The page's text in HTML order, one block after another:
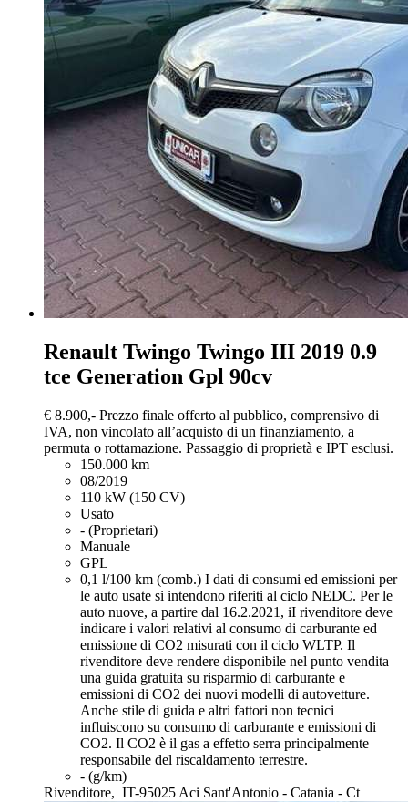
Renault Twingo Twingo III 2019 0.9
tce Generation Gpl 90cv
€ 8.900,- Prezzo finale offerto al pubblico, comprensivo di
IVA, non vincolato all’acquisto di un finanziamento, a
permuta o rottamazione. Passaggio di proprietà e IPT esclusi.
150.000 km
08/2019
110 kW (150 CV)
Usato
- (Proprietari)
Manuale
GPL
0,1 l/100 km (comb.) I dati di consumi ed emissioni per
le auto usate si intendono riferiti al ciclo NEDC. Per le
auto nuove, a partire dal 16.2.2021, iI rivenditore deve
indicare i valori relativi al consumo di carburante ed
emissione di CO2 misurati con il ciclo WLTP. Il
rivenditore deve rendere disponibile nel punto vendita
una guida gratuita su risparmio di carburante e
emissioni di CO2 dei nuovi modelli di autovetture.
Anche stile di guida e altri fattori non tecnici
influiscono su consumo di carburante e emissioni di
CO2. Il CO2 è il gas a effetto serra principalmente
responsabile del riscaldamento terrestre.
- (g/km)
Rivenditore, IT-95025 Aci Sant'Antonio - Catania - Ct